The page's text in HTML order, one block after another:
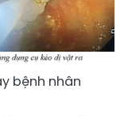
bệnh nhân